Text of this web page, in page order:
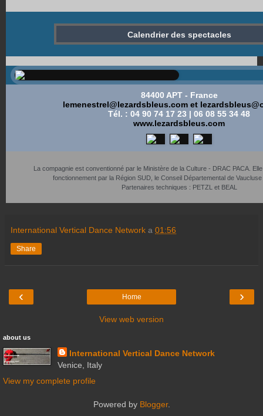
Calendrier des spectacles
84400 APT - France
lemenestrel@lezardsbleus.com et
Tél. : 04 90 74 17 23 | 06 08 55 34 48
www.lezardsbleus.com
La compagnie est conventionné par le Ministère de la Culture - DRAC PACA.
fonctionnement par la Région SUD, le Conseil Départemental de Vaucluse
Partenaires techniques : PETZL et BEAL
International Vertical Dance Network a 01:56
Share
‹ ›
Home
View web version
about us
International Vertical Dance Network
Venice, Italy
View my complete profile
Powered by Blogger.